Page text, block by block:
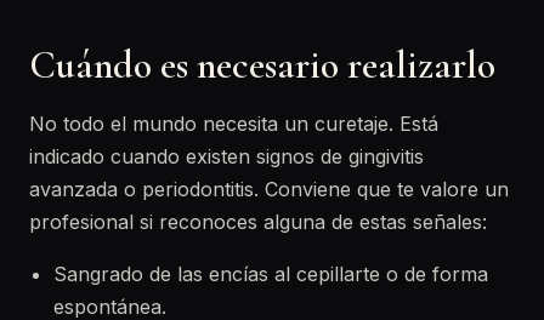
Cuándo es necesario realizarlo
No todo el mundo necesita un curetaje. Está
indicado cuando existen signos de gingivitis
avanzada o periodontitis. Conviene que te valore un
profesional si reconoces alguna de estas señales:
Sangrado de las encías al cepillarte o de forma
espontánea.